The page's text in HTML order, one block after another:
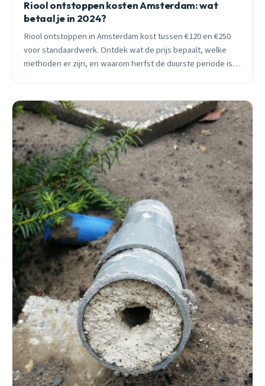
Riool ontstoppen kosten Amsterdam: wat
betaal je in 2024?
Riool ontstoppen in Amsterdam kost tussen €120 en €250
voor standaardwerk. Ontdek wat de prijs bepaalt, welke
methoden er zijn, en waarom herfst de duurste periode is